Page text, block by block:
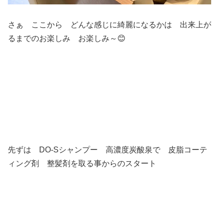
さぁ ここから どんな感じに綺麗になるかは 出来上が
るまでのお楽しみ お楽しみ～😊
先ずは DO-Sシャンプー 高濃度炭酸泉で 皮脂コーテ
ィング剤 整髪剤を取る事からのスタート